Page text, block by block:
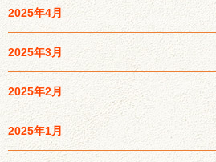
2025年4月
2025年3月
2025年2月
2025年1月